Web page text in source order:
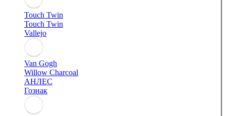
Touch Twin
Touch Twin
Vallejo
Van Gogh
Willow Charcoal
АНЛЕС
Гознак